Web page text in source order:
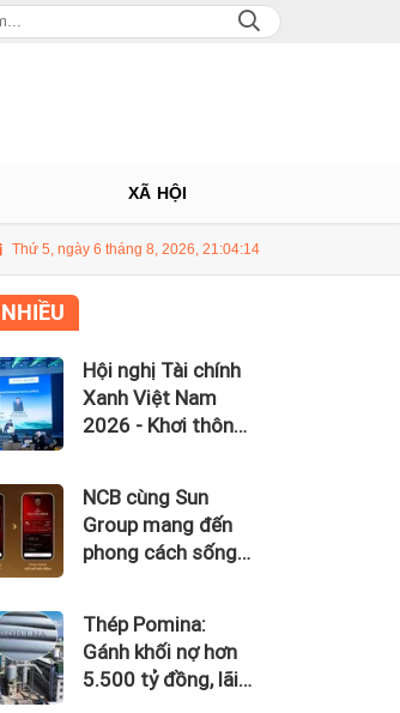
XÃ HỘI
nuốt trọn lợi nhuận UBCKNN hủy tư cách
Thứ 5, ngày 6 tháng 8, 2026, 21:04:15
Hội nghị Tài chính
Xanh Việt Nam
2026 - Khơi thông
NCB cùng Sun
Group mang đến
phong cách sống
Việt Nam
Thép Pomina:
Gánh khối nợ hơn
5.500 tỷ đồng, lãi